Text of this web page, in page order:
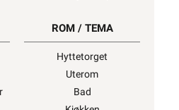
ROM / TEMA
Hyttetorget
Uterom
Bad